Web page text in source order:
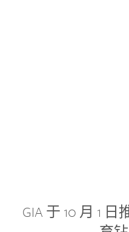
GIA 于 10 月 1